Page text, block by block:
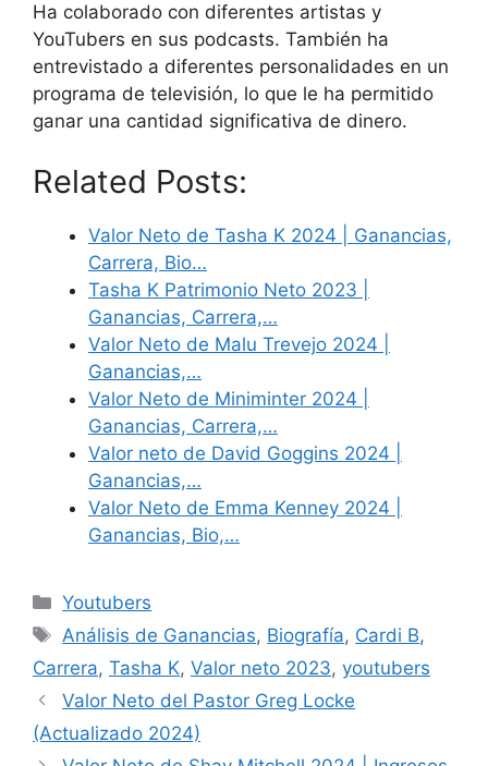
Ha colaborado con diferentes artistas y
YouTubers en sus podcasts. También ha
entrevistado a diferentes personalidades en un
programa de televisión, lo que le ha permitido
ganar una cantidad significativa de dinero.
Related Posts:
Valor Neto de Tasha K 2024 | Ganancias,
Carrera, Bio…
Tasha K Patrimonio Neto 2023 |
Ganancias, Carrera,…
Valor Neto de Malu Trevejo 2024 |
Ganancias,…
Valor Neto de Miniminter 2024 |
Ganancias, Carrera,…
Valor neto de David Goggins 2024 |
Ganancias,…
Valor Neto de Emma Kenney 2024 |
Ganancias, Bio,…
Categories
Youtubers
Tags
Análisis de Ganancias, Biografía, Cardi B,
Carrera, Tasha K, Valor neto 2023, youtubers
Valor Neto del Pastor Greg Locke
(Actualizado 2024)